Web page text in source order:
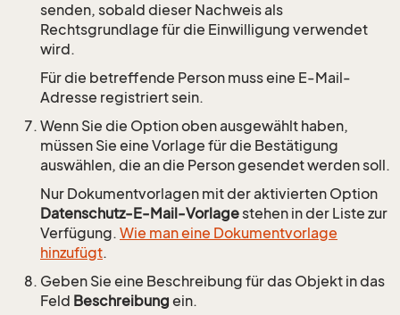
senden, sobald dieser Nachweis als
Rechtsgrundlage für die Einwilligung verwendet
wird.
Für die betreffende Person muss eine E-Mail-
Adresse registriert sein.
Wenn Sie die Option oben ausgewählt haben,
müssen Sie eine Vorlage für die Bestätigung
auswählen, die an die Person gesendet werden soll.
Nur Dokumentvorlagen mit der aktivierten Option
Datenschutz-E-Mail-Vorlagestehen in der Liste zur
Verfügung. Wie man eine Dokumentvorlage
hinzufügt.
Geben Sie eine Beschreibung für das Objekt in das
Feld Beschreibung ein.